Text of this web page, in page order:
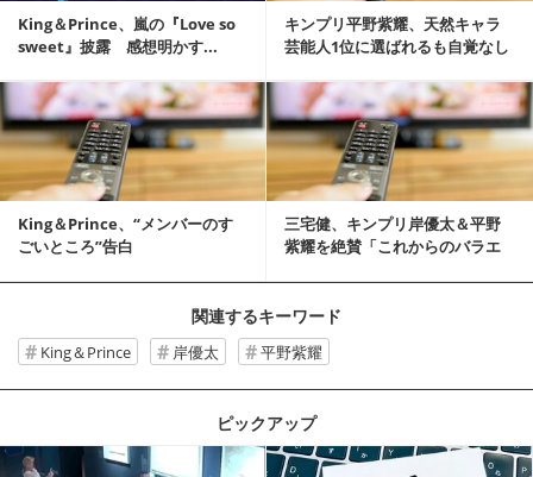
King＆Prince、嵐の『Love so
sweet』披露 感想明かす...
キンプリ平野紫耀、天然キャラ
芸能人1位に選ばれるも自覚なし
King＆Prince、“メンバーのす
ごいところ”告白
三宅健、キンプリ岸優太＆平野
紫耀を絶賛「これからのバラエ
記事を読む
関連するキーワード
King＆Prince 岸優太 平野紫耀
ピックアップ
記事を読む